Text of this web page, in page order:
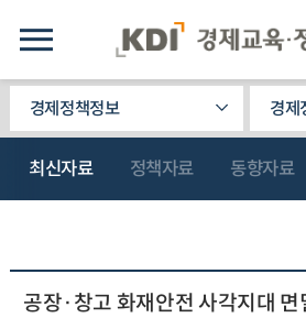
경제정책정보 경제
최신자료 정책자료 동향자료
공장·창고 화재안전 사각지대